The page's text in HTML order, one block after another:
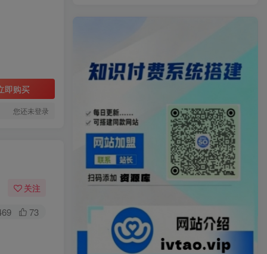
即购买
您还未登录
关注
73